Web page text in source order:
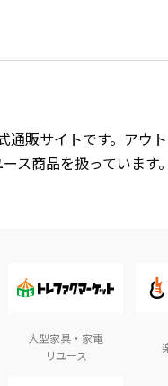
販サイトです。アウ
ス商品を扱っています
大型家具・家電
リユース